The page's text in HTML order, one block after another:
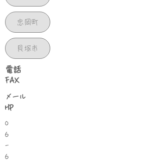
忠岡町
貝塚市
​電話
FAX
​メール
HP
0
6
-
6